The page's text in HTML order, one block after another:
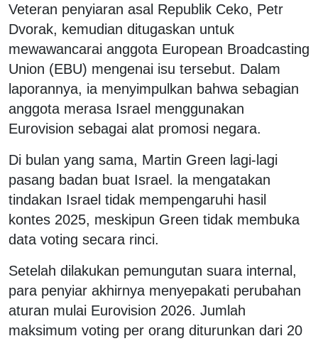
Veteran penyiaran asal Republik Ceko, Petr
Dvorak, kemudian ditugaskan untuk
mewawancarai anggota European Broadcasting
Union (EBU) mengenai isu tersebut. Dalam
laporannya, ia menyimpulkan bahwa sebagian
anggota merasa Israel menggunakan
Eurovision sebagai alat promosi negara.
Di bulan yang sama, Martin Green lagi-lagi
pasang badan buat Israel. la mengatakan
tindakan Israel tidak mempengaruhi hasil
kontes 2025, meskipun Green tidak membuka
data voting secara rinci.
Setelah dilakukan pemungutan suara internal,
para penyiar akhirnya menyepakati perubahan
aturan mulai Eurovision 2026. Jumlah
maksimum voting per orang diturunkan dari 20